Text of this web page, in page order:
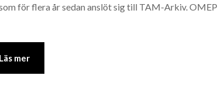
för flera år sedan anslöt sig till TAM-Arkiv. OMEP
Läs mer